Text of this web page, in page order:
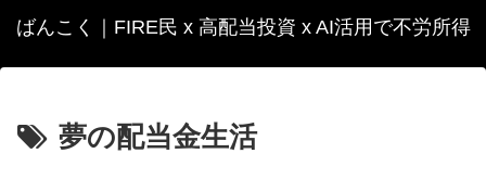
ばんこく｜FIRE民 x 高配当投資 x AI活用で不労所得
夢の配当金生活